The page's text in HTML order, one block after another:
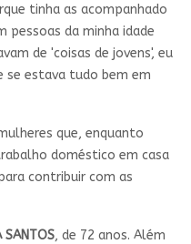
tinha as acompanhado
pessoas da minha idade
de 'coisas de jovens', eu
se estava tudo bem em
que, enquanto
doméstico em casa
contribuir com as
SANTOS, de 72 anos. Além